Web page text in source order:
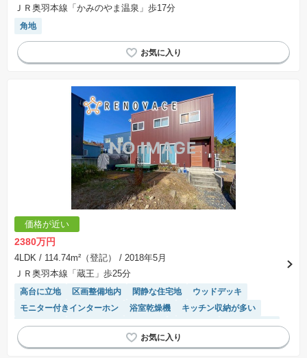
ＪＲ奥羽本線「かみのやま温泉」歩17分
角地
価格が近い
2380万円
4LDK / 114.74m²（登記）
/ 2018年5月
ＪＲ奥羽本線「蔵王」歩25分
高台に立地 区画整備地内 閑静な住宅地
ウッドデッキ
モニター付きインターホン
浴室乾燥機
キッチン収納が多い
陽当り良好
接面道路の幅が６m以上 山が見える
温水洗浄便座
システムキッチン
窓付き浴室